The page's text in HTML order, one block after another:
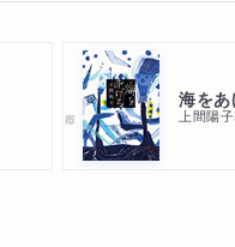
海をあ
上間陽子